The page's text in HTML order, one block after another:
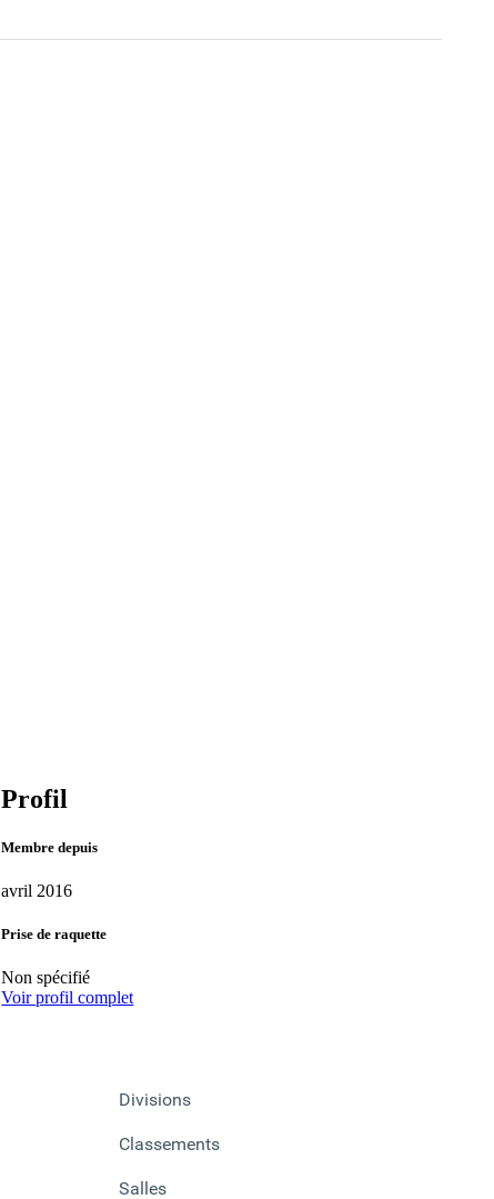
Profil
Membre depuis
avril 2016
Prise de raquette
Non spécifié
Voir profil complet
Divisions
Classements
Salles